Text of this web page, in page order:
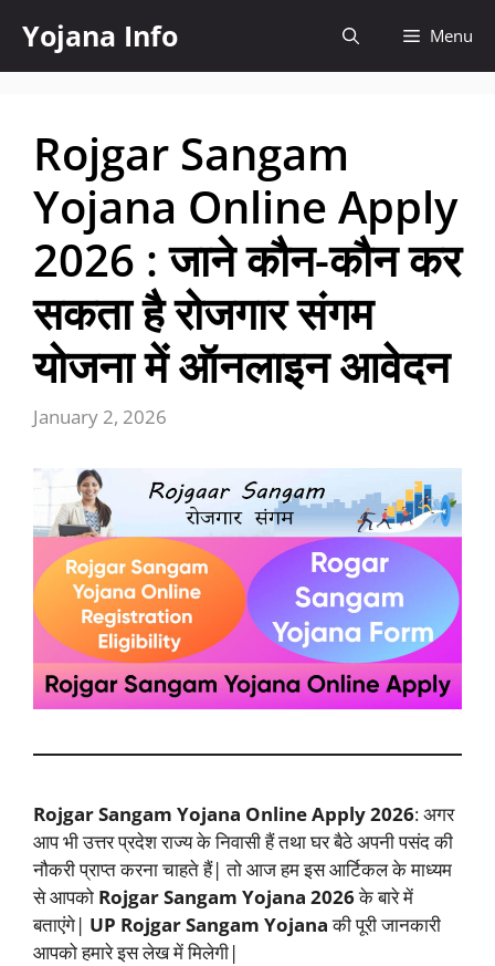
content
Yojana Info Menu
Rojgar Sangam
Yojana Online Apply
2026 : जाने कौन-कौन कर
सकता है रोजगार संगम
योजना में ऑनलाइन आवेदन
January 2, 2026
Rojgar Sangam Yojana Online Apply 2026: अगर
आप भी उत्तर प्रदेश राज्य के निवासी हैं तथा घर बैठे अपनी पसंद की
नौकरी प्राप्त करना चाहते हैं| तो आज हम इस आर्टिकल के माध्यम
से आपको Rojgar Sangam Yojana 2026के बारे में
बताएंगे| UP Rojgar Sangam Yojanaकी पूरी जानकारी
आपको हमारे इस लेख में मिलेगी|